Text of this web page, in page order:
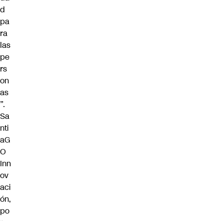
d
pa
ra
las
pe
rs
on
as
”.
Sa
nti
aG
O
Inn
ov
aci
ón,
po